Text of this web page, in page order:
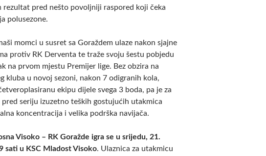
rezultat pred nešto povoljniji raspored koji čeka
polusezone.
momci u susret sa Goraždem ulaze nakon sjajne
protiv RK Derventa te traže svoju šestu pobjedu
na prvom mjestu Premijer lige. Bez obzira na
kluba u novoj sezoni, nakon 7 odigranih kola,
ekipu dijele svega 3 boda, pa je za
seriju izuzetno teških gostujućih utakmica
koncentracija i velika podrška navijača.
Visoko – RK Goražde igra se u srijedu, 21.
sati u KSC Mladost Visoko. Ulaznica za utakmicu